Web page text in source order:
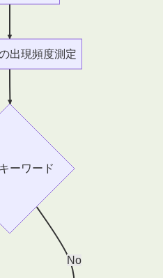
No
出現頻度測定
ーワード